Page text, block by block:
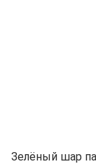
Зелёный шар